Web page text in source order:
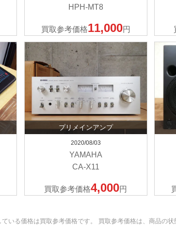
HPH-MT8
買取参考価格11,000円
プリメインアンプ
2020/08/03
YAMAHA
CA-X11
買取参考価格4,000円
ている価格は買取参考価格です。 買取参考価格は、商品の